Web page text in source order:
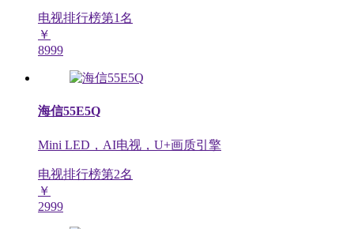
电视排行榜第1名
￥
8999
海信55E5Q
Mini LED，AI电视，U+画质引擎
电视排行榜第2名
￥
2999